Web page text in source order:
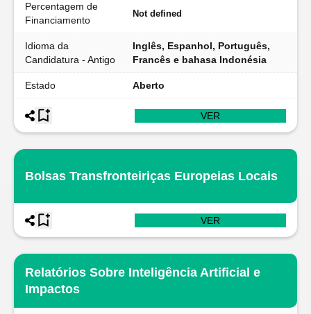
Percentagem de
Financiamento
Not defined
Idioma da
Candidatura - Antigo
Inglês, Espanhol, Português,
Francês e bahasa Indonésia
Estado Aberto
VER
Bolsas Transfronteiriças Europeias Locais
VER
Relatórios Sobre Inteligência Artificial e
Impactos